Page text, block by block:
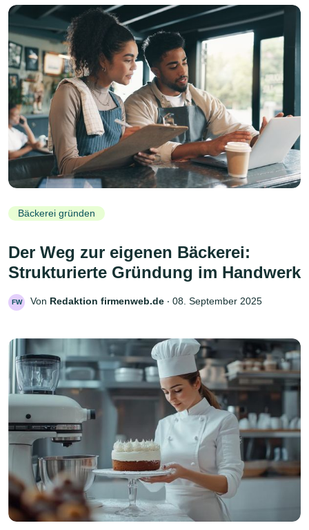
Bäckerei gründen
Der Weg zur eigenen Bäckerei:
Strukturierte Gründung im Handwerk
FW Von Redaktion firmenweb.de ‧ 08. September 2025